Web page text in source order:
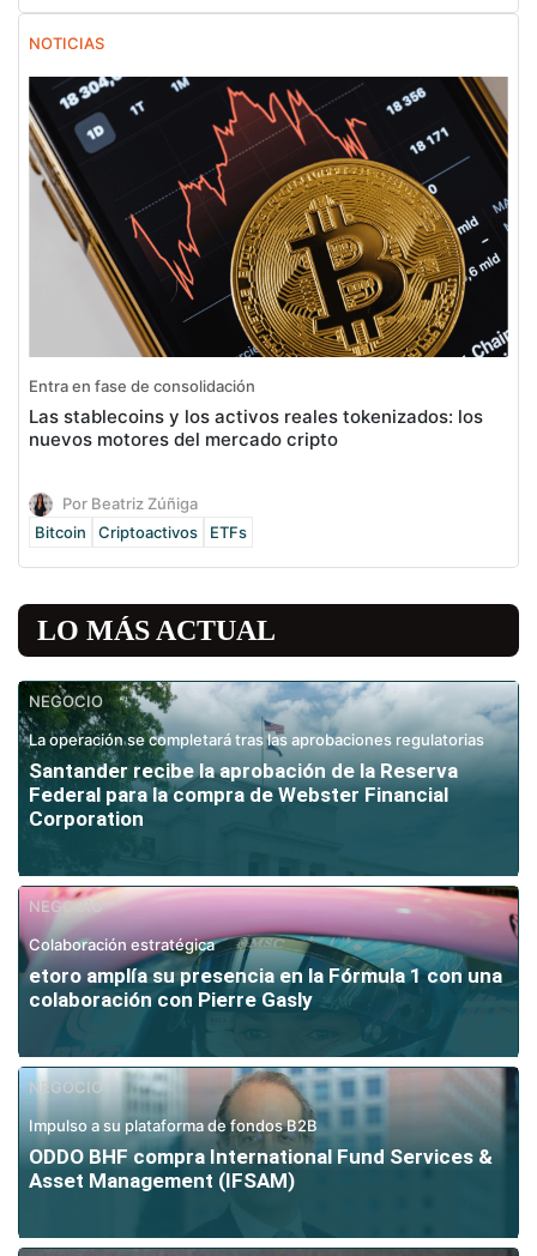
NOTICIAS
Entra en fase de consolidación
Las stablecoins y los activos reales tokenizados: los
nuevos motores del mercado cripto
Por Beatriz Zúñiga
Bitcoin
Criptoactivos ETFs
LO MÁS ACTUAL
NEGOCIO
La operación se completará tras las aprobaciones regulatorias
Santander recibe la aprobación de la Reserva
Federal para la compra de Webster Financial
Corporation
NEGOCIO
Colaboración estratégica
etoro amplía su presencia en la Fórmula 1 con una
colaboración con Pierre Gasly
NEGOCIO
Impulso a su plataforma de fondos B2B
ODDO BHF compra International Fund Services &
Asset Management (IFSAM)